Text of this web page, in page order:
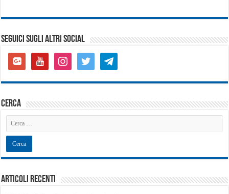
SEGUICI SUGLI ALTRI SOCIAL
google-
plus-
youtube instagramtwitter telegram
cerca
Articoli recenti